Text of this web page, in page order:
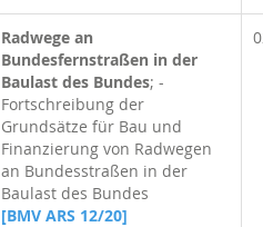
Radwege an
Bundesfernstraßen in der
Baulast des Bundes; -
Fortschreibung der
Grundsätze für Bau und
Finanzierung von Radwegen
an Bundesstraßen in der
Baulast des Bundes
[BMV ARS 12/20]